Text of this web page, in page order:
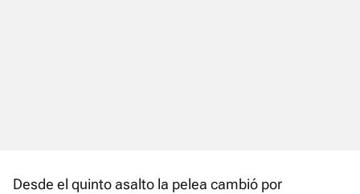
Desde el quinto asalto la pelea cambió por